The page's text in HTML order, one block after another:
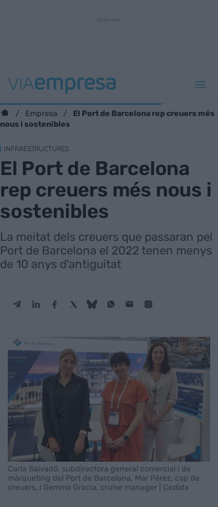
Empresa
El Port de Barcelona rep creuers més
nous i sostenibles
INFRAESTRUCTURES
El Port de Barcelona
rep creuers més nous i
sostenibles
La meitat dels creuers que passaran pel
Port de Barcelona el 2022 tenen menys
de 10 anys d'antiguitat
Carla Salvadó, subdirectora general comercial i de
màrqueting del Port de Barcelona, Mar Pérez, cap de
creuers, i Gemma Gracia, cruise manager | Cedida